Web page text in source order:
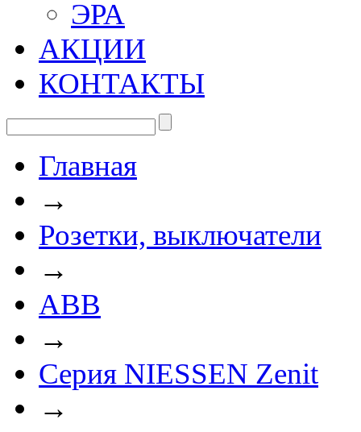
ЭРА
АКЦИИ
КОНТАКТЫ
Главная
→
Розетки, выключатели
→
ABB
→
Серия NIESSEN Zenit
→